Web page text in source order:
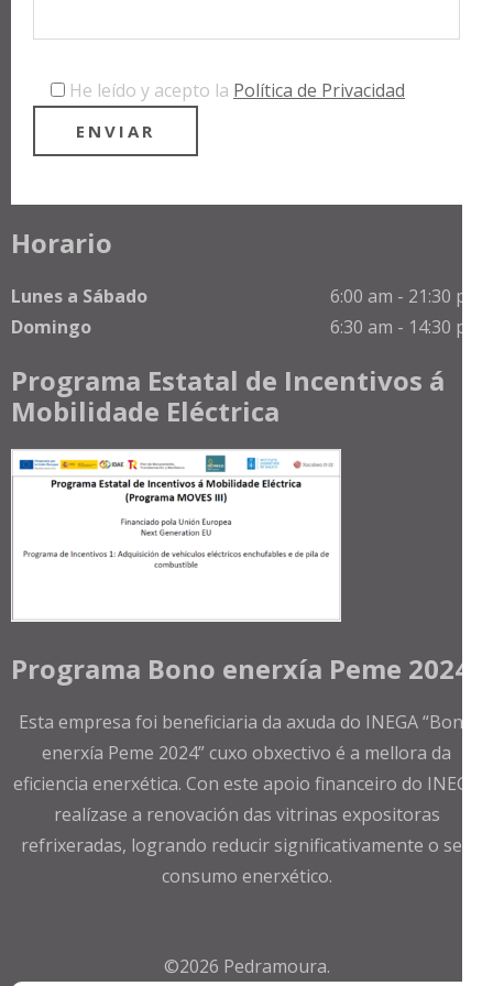
He leído y acepto la Política de Privacidad
Horario
Lunes a Sábado
6:00 am - 21:30 pm
Domingo
6:30 am - 14:30 pm
Programa Estatal de Incentivos á
Mobilidade Eléctrica
Programa Bono enerxía Peme 2024
Esta empresa foi beneficiaria da axuda do INEGA “Bono
enerxía Peme 2024” cuxo obxectivo é a mellora da
eficiencia enerxética. Con este apoio financeiro do INEGA
realízase a renovación das vitrinas expositoras
refrixeradas, logrando reducir significativamente o seu
consumo enerxético.
©2026 Pedramoura.